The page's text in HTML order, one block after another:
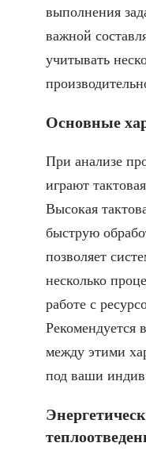
выполнения
важной
учитывать
Основные
При анализе
играют
Высокая
быструю
позволяет
несколько
работе с
Рекомендуется
между этими
под ваши